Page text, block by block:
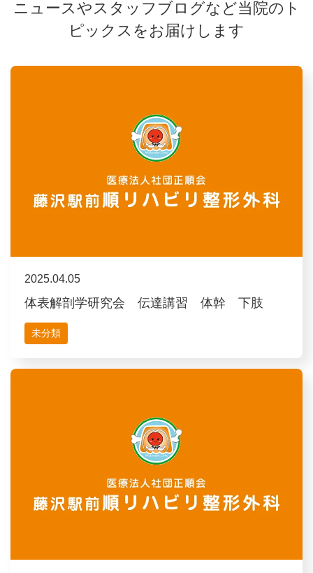
ニュースやスタッフブログなど当院のト
ピックスをお届けします
2025.04.05
体表解剖学研究会 伝達講習 体幹 下肢
未分類